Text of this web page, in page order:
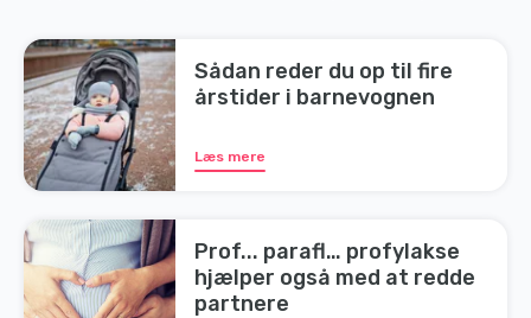
Sådan reder du op til fire
årstider i barnevognen
Læs mere
Prof... parafl… profylakse
hjælper også med at redde
partnere